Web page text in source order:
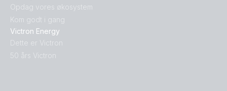
Opdag vores økosystem
Kom godt i gang
Victron Energy
Dette er Victron
50 års Victron